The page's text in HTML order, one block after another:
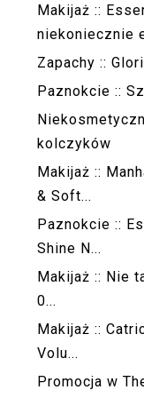
Makijaż ::
niekoniecznie
Zapachy ::
Paznokcie ::
kolczyków
Makijaż ::
& Soft...
Paznokcie ::
Shine N...
Makijaż :: Nie
0...
Makijaż ::
Volu...
Promocja w